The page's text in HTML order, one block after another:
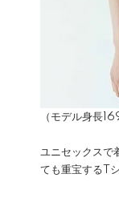
（モデル身長
ユニセックスで
ても重宝するT